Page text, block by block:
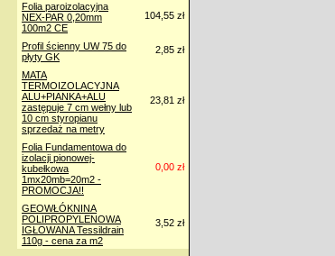
Folia paroizolacyjna
NEX-PAR 0,20mm
100m2 CE
104,55 zł
Profil ścienny UW 75 do
płyty GK
2,85 zł
MATA
TERMOIZOLACYJNA
ALU+PIANKA+ALU
zastępuje 7 cm wełny lub
10 cm styropianu
sprzedaż na metry
23,81 zł
Folia Fundamentowa do
izolacji pionowej-
kubełkowa
1mx20mb=20m2 -
PROMOCJA!!
0,00 zł
GEOWŁÓKNINA
POLIPROPYLENOWA
IGŁOWANA Tessildrain
110g - cena za m2
3,52 zł